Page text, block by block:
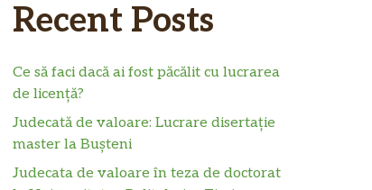
Recent Posts
Ce să faci dacă ai fost păcălit cu lucrarea
de licență?
Judecată de valoare: Lucrare disertație
master la Bușteni
Judecata de valoare în teza de doctorat